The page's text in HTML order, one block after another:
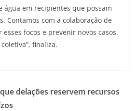
água em recipientes que possam
Contamos com a colaboração de
focos e prevenir novos casos.
finaliza.
que delações reservem recursos